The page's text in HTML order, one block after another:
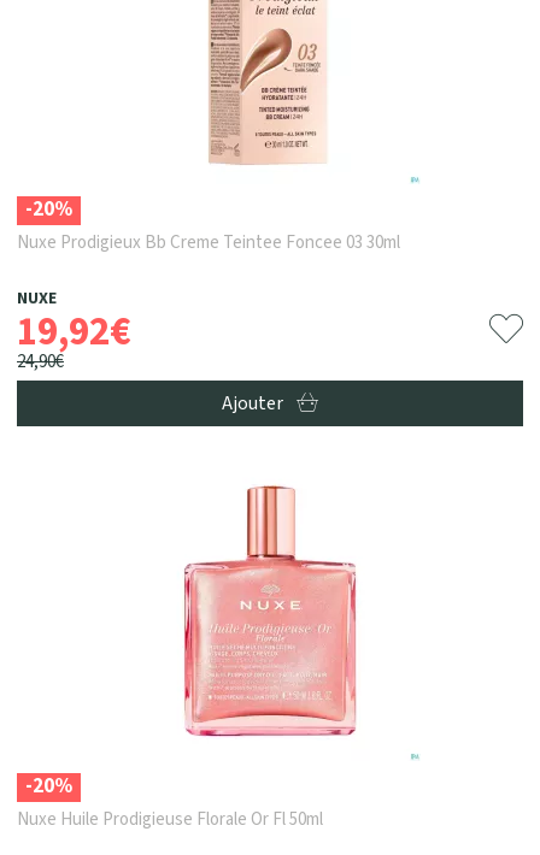
-20%
Nuxe Prodigieux Bb Creme Teintee Foncee 03 30ml
NUXE
19,92€
24,90€
Ajouter
-20%
Nuxe Huile Prodigieuse Florale Or Fl 50ml